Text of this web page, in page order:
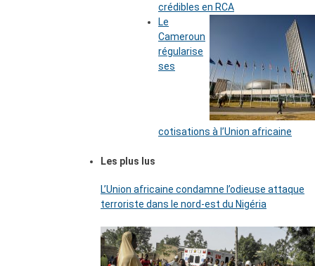
crédibles en RCA
Le
Cameroun
régularise
ses
cotisations à l’Union africaine
Les plus lus
L’Union africaine condamne l’odieuse attaque
terroriste dans le nord-est du Nigéria